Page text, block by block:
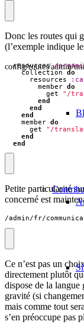
Donc les routes qui
(l’exemple indique
config/routes/admin/
resources
collection
do
resources
member do
get
"/
end
end
end
member do
get
"/
end
end
Petite particularité
concerné est
/admin/fr/
Ce n’est pas un
directement plutôt
dispose de la langue
gravité (si
mais comme tout
s’en préoccupe pas